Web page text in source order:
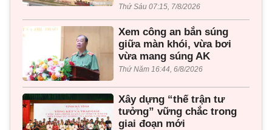
Thứ Sáu 07:15, 7/8/2026
Xem công an bắn súng
giữa màn khói, vừa bơi
vừa mang súng AK
Thứ Năm 16:44, 6/8/2026
Xây dựng “thế trận tư
tưởng” vững chắc trong
giai đoạn mới